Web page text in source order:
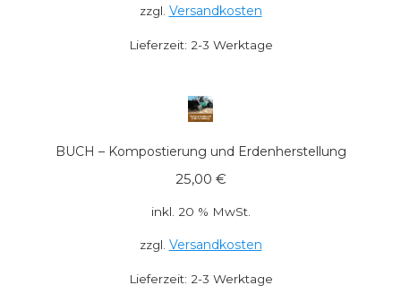
zzgl. Versandkosten
Lieferzeit: 2-3 Werktage
BUCH – Kompostierung und Erdenherstellung
25,00 €
inkl. 20 % MwSt.
zzgl. Versandkosten
Lieferzeit: 2-3 Werktage